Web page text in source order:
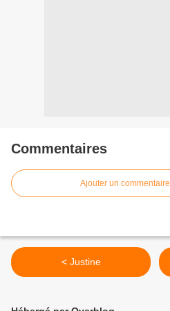
Commentaires
Ajouter un commentaire
< Justine